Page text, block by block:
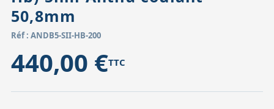
50,8mm
Réf : ANDB5-SII-HB-200
440,00 €TTC